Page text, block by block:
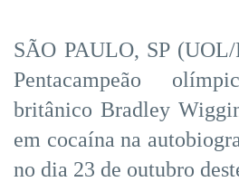
SÃO PAULO, SP
Pentacampeão
britânico Bradley
em cocaína na
no dia 23 de outubro